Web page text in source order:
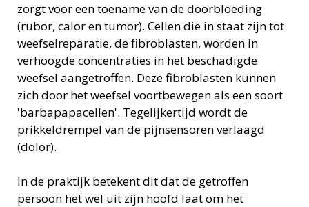
zorgt voor een toename van de doorbloeding
(rubor, calor en tumor). Cellen die in staat zijn tot
weefselreparatie, de fibroblasten, worden in
verhoogde concentraties in het beschadigde
weefsel aangetroffen. Deze fibroblasten kunnen
zich door het weefsel voortbewegen als een soort
'barbapapacellen'. Tegelijkertijd wordt de
prikkeldrempel van de pijnsensoren verlaagd
(dolor).
In de praktijk betekent dit dat de getroffen
persoon het wel uit zijn hoofd laat om het